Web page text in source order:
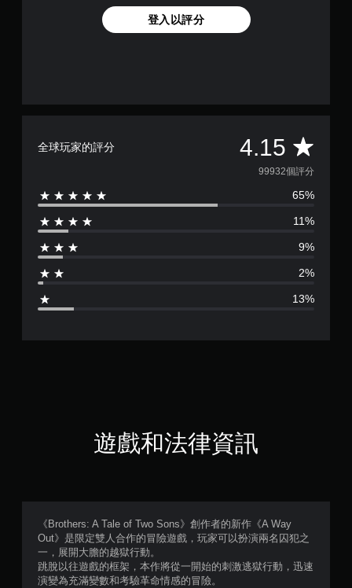
登入以評分
全球玩家的評分 4.15 平
均
評
分
4
1
分
99932個評分
65%
11%
9%
2%
13%
遊戲和法律資訊
《Brothers: A Tale of Two Sons》創作者的新作《A Way
Out》是限定雙人合作的冒險遊戲，玩家可以扮演兩名囚犯之
一，展開大膽的越獄行動。
跳脫以往遊戲的框架，本作將從一開始的刺激逃獄行動，迅速
演變為充滿變數和考驗革命情感的冒險。